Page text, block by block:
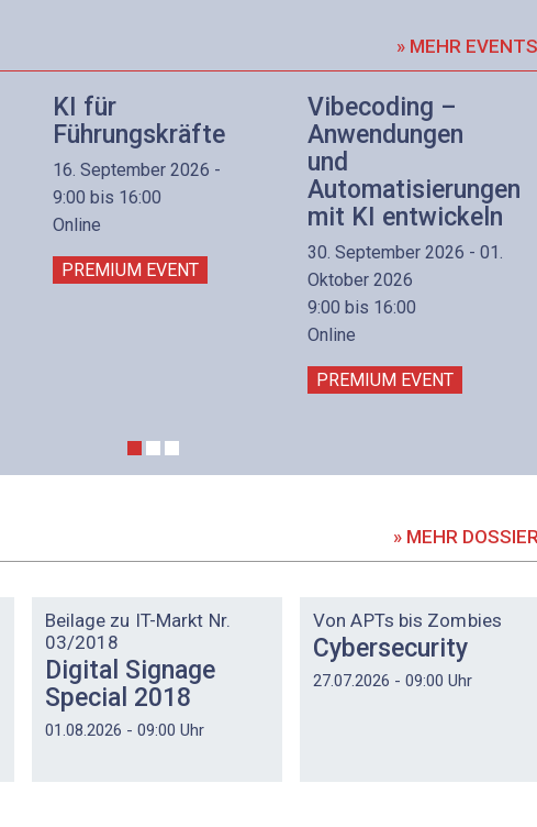
» MEHR EVENTS
KI für
Führungskräfte
16. September 2026 -
9:00 bis 16:00
Online
PREMIUM EVENT
Vibecoding –
Anwendungen
und
Automatisierungen
mit KI entwickeln
30. September 2026 - 01.
Oktober 2026
9:00 bis 16:00
Online
PREMIUM EVENT
» MEHR
Beilage zu IT-Markt Nr.
03/2018
Digital Signage
Special 2018
01.08.2026 - 09:00 Uhr
Von APTs bis Zombies
Cybersecurity
27.07.2026 - 09:00 Uhr